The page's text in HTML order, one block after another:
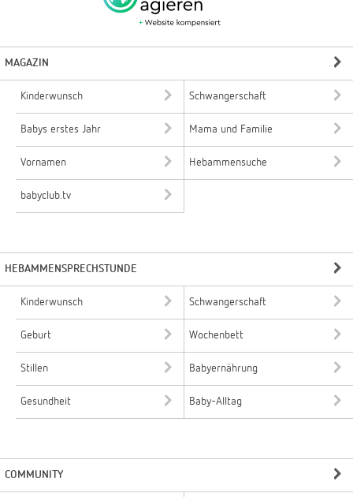
MAGAZIN
Kinderwunsch Schwangerschaft
Babys erstes Jahr Mama und Familie
Vornamen Hebammensuche
babyclub.tv
HEBAMMENSPRECHSTUNDE
Kinderwunsch Schwangerschaft
Geburt Wochenbett
Stillen Babyernährung
Gesundheit Baby-Alltag
COMMUNITY